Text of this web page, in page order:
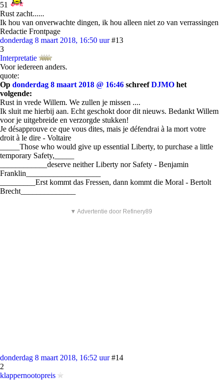
51
Rust zacht......
Ik hou van onverwachte dingen, ik hou alleen niet zo van verrassingen
Redactie Frontpage
donderdag 8 maart 2018, 16:50 uur #13
3
Interpretatie
Voor iedereen anders.
quote:
Op donderdag 8 maart 2018 @ 16:46 schreefDJMO het
volgende:
Rust in vrede Willem. We zullen je missen ....
Ik sluit me hierbij aan. Echt geschokt door dit nieuws. Bedankt Willem
voor je uitgebreide en verzorgde stukken!
Je désapprouve ce que vous dites, mais je défendrai à la mort votre
droit à le dire - Voltaire
_____Those who would give up essential Liberty, to purchase a little
temporary Safety,_____
____________deserve neither Liberty nor Safety - Benjamin
Franklin___________________
_________Erst kommt das Fressen, dann kommt die Moral - Bertolt
Brecht______________
▼ Advertentie door Refinery89
donderdag 8 maart 2018, 16:52 uur #14
2
klappernootopreis